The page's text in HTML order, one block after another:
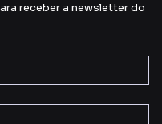
receber a newsletter do